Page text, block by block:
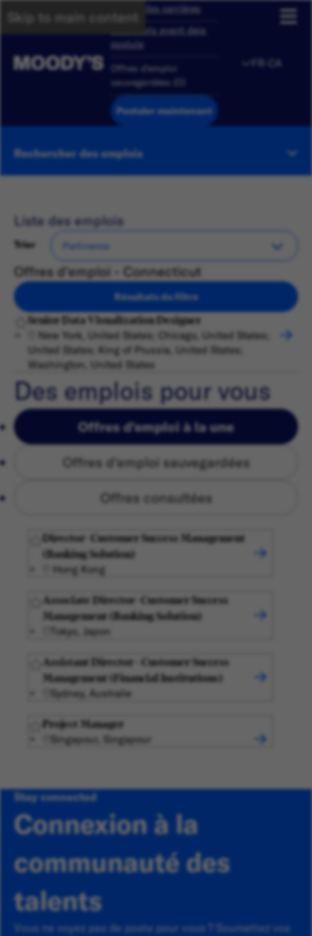
Skip to main contentAperçu des carrières
Candidats ayant deja
postule
Offres d'emploi
sauvegardées
Postuler maintenant
FR-CA
Rechercher des emplois
Liste des emplois
Trier
Offres d'emploi - Connecticut
Résultats du filtre
Senior Data Visualization Designer
New York, United States; Chicago, United States;
United States; King of Prussia, United States;
Washington, United States
Des emplois pour vous
Offres d'emploi à la une
Offres d'emploi sauvegardées
Offres consultées
Director- Customer Success Management
(Banking Solution)
Hong Kong
Associate Director- Customer Success
Management (Banking Solution)
Tokyo, Japon
Assistant Director - Customer Success
Management (Financial Institutions)
Sydney, Australie
Project Manager
Singapour, Singapour
Stay connected
Connexion à la
communauté des
talents
Vous ne voyez pas de poste pour vous ? Soumettez vos